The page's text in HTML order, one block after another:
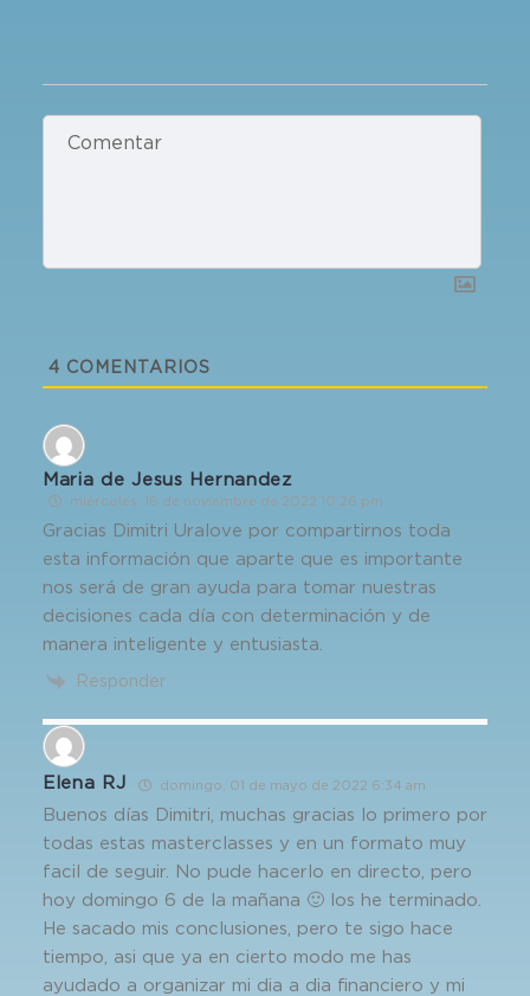
4 COMENTARIOS
Maria de Jesus Hernandez
miércoles, 16 de noviembre de 2022 10:26 pm
Gracias Dimitri Uralove por compartirnos toda
esta información que aparte que es importante
nos será de gran ayuda para tomar nuestras
decisiones cada día con determinación y de
manera inteligente y entusiasta.
Responder
Elena RJ domingo, 01 de mayo de 2022 6:34 am
Buenos días Dimitri, muchas gracias lo primero por
todas estas masterclasses y en un formato muy
facil de seguir. No pude hacerlo en directo, pero
hoy domingo 6 de la mañana 🙂 los he terminado.
He sacado mis conclusiones, pero te sigo hace
tiempo, asi que ya en cierto modo me has
ayudado a organizar mi dia a dia financiero y mi